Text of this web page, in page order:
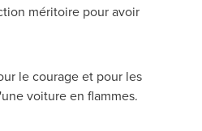
méritoire pour avoir
le courage et pour les
voiture en flammes.